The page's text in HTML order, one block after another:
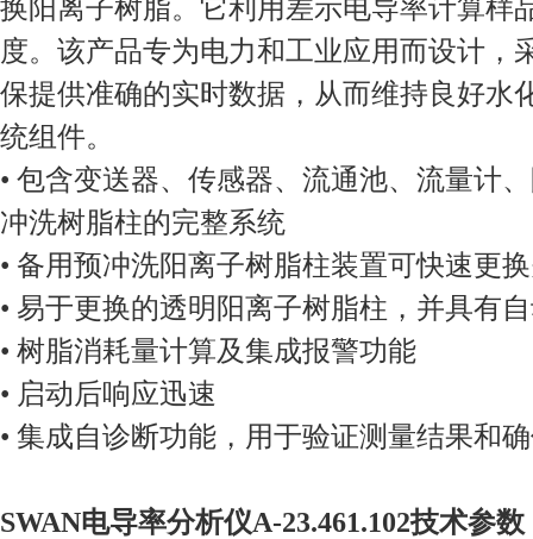
换阳离子树脂。它利用差示电导率计算样
度。该产品专为电力和工业应用而设计，
保提供准确的实时数据，从而维持良好水
统组件。
• 包含变送器、传感器、流通池、流量计
冲洗树脂柱的完整系统
• 备用预冲洗阳离子树脂柱装置可快速更
• 易于更换的透明阳离子树脂柱，并具有
• 树脂消耗量计算及集成报警功能
• 启动后响应迅速
• 集成自诊断功能，用于验证测量结果和
SWAN电导率分析仪A-23.461.102技术参数